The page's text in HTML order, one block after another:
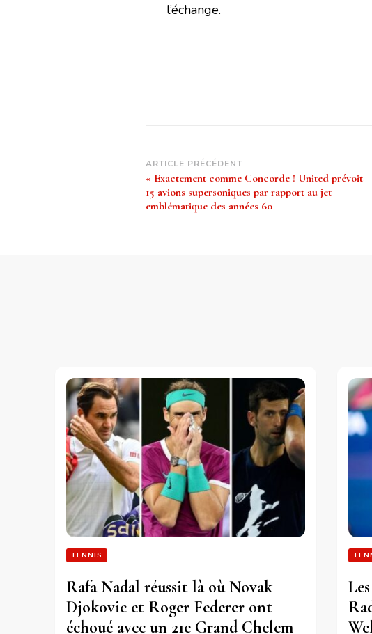
l’échange.
Navigation
d’article
ARTICLE PRÉCÉDENT
« Exactement comme Concorde ! United prévoit
15 avions supersoniques par rapport au jet
emblématique des années 60
TENNIS
Rafa Nadal réussit là où Novak
Djokovic et Roger Federer ont
échoué avec un 21e Grand Chelem